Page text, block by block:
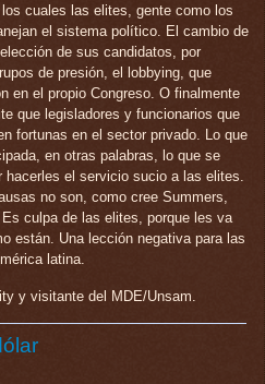
cuales las elites, gente como los
el sistema político. El cambio de
de sus candidatos, por
de presión, el lobbying, que
en el propio Congreso. O finalmente
que legisladores y funcionarios que
fortunas en el sector privado. Lo que
en otras palabras, lo que se
hacerles el servicio sucio a las elites.
no son, como cree Summers,
culpa de las elites, porque les va
están. Una lección negativa para las
latina.
y visitante del MDE/Unsam.